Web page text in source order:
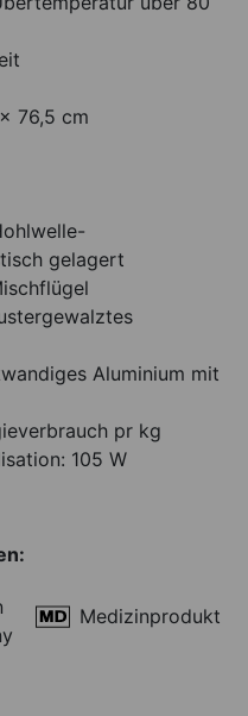
76,5 cm
gelagert
Aluminium mit
pr kg
105 W
Medizinprodukt